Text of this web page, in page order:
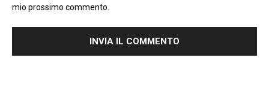
mio prossimo commento.